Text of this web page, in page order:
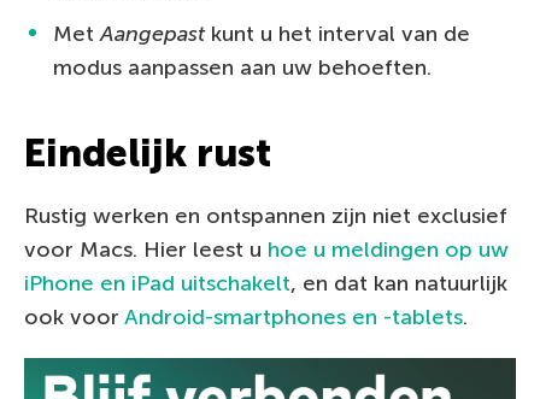
MetAangepastkunt u het interval van de
modus aanpassen aan uw behoeften.
Eindelijk rust
Rustig werken en ontspannen zijn niet exclusief
voor Macs. Hier leest u hoe u meldingen op uw
iPhone en iPad uitschakelt, en dat kan natuurlijk
ook voor Android-smartphones en -tablets.